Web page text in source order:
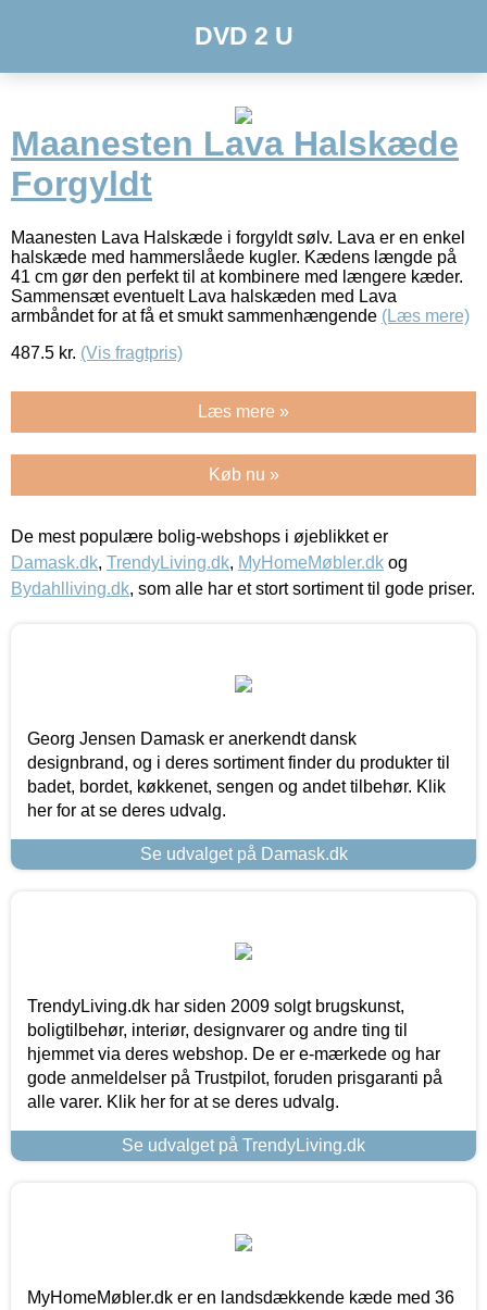
DVD 2 U
Maanesten Lava Halskæde
Forgyldt
Maanesten Lava Halskæde i forgyldt sølv. Lava er en enkel
halskæde med hammerslåede kugler. Kædens længde på
41 cm gør den perfekt til at kombinere med længere kæder.
Sammensæt eventuelt Lava halskæden med Lava
armbåndet for at få et smukt sammenhængende (Læs mere)
487.5 kr. (Vis fragtpris)
Læs mere »
Køb nu »
De mest populære bolig-webshops i øjeblikket er
Damask.dk, TrendyLiving.dk, MyHomeMøbler.dk og
Bydahlliving.dk, som alle har et stort sortiment til gode priser.
Georg Jensen Damask er anerkendt dansk
designbrand, og i deres sortiment finder du produkter til
badet, bordet, køkkenet, sengen og andet tilbehør. Klik
her for at se deres udvalg.
Se udvalget på Damask.dk
TrendyLiving.dk har siden 2009 solgt brugskunst,
boligtilbehør, interiør, designvarer og andre ting til
hjemmet via deres webshop. De er e-mærkede og har
gode anmeldelser på Trustpilot, foruden prisgaranti på
alle varer. Klik her for at se deres udvalg.
Se udvalget på TrendyLiving.dk
MyHomeMøbler.dk er en landsdækkende kæde med 36